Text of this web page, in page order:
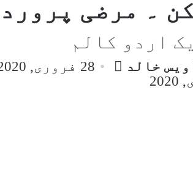
۔ مرضی
اردو کالم
خالد
Send
28 فروری, 2020